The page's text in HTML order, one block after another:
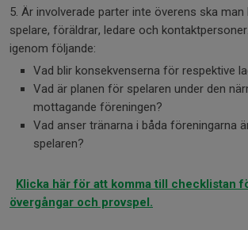
5. Är involverade parter inte överens ska
spelare, föräldrar, ledare och
igenom följande:
Vad blir konsekvenserna för respektive
Vad är planen för spelaren under den
mottagande föreningen?
Vad anser tränarna i båda föreningarna
spelaren?
Klicka här för att komma till checklistan
övergångar och provspel.